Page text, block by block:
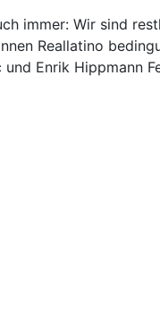
immer: Wir sind
Reallatino
und Enrik Hippmann